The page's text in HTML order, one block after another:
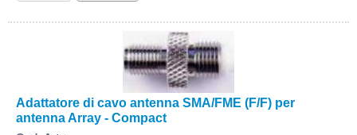
Adattatore di cavo antenna SMA/FME (F/F) per
antenna Array - Compact